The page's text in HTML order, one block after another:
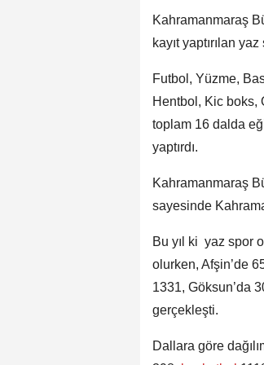
Kahramanmaraş
kayıt yaptırılan
Futbol, Yüzme,
Hentbol, Kic boks,
toplam 16 dalda
yaptırdı.
Kahramanmaraş
sayesinde
Bu yıl ki yaz spor
olurken, Afşin’de
1331, Göksun’da
gerçekleşti.
Dallara göre